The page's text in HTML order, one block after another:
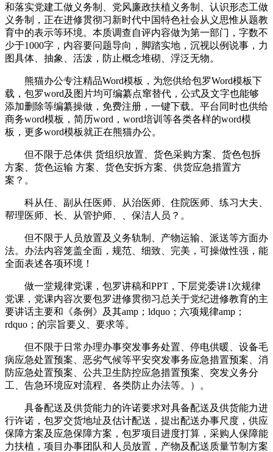
和落实党建工做义务制、党风廉政扶植义务制、认识形态工做
义务制，正在进修贯彻习新时代中国特色社会从义思惟从题教
育中的表示等环境。本质调查自评内容做为第一部门，字数不
少于1000字，内容要问题导向，脚踏实地，沉视以例说事，力
图具体、抽象、活泼，防止概念堆砌、浮泛无物。
熊猫办公专注精品Word模板，为您供给包罗Word模板下
载，包罗word及图片均可编纂点窜替代，公式及文字也能够
添加删除等编纂操做，免费注册，一键下载。平台同时也供给
商务word模板，简历word，word培训等各类各样的word模
板，更多word模板就正在熊猫办公。
但不限于总体供 货组织放置、货色采购方案、货色包拆
方案、货色运输 方案、货色安拆方案、供货应急措置方
案？。
科从任、副从任医师、从治医师、住院医师、练习大夫、
帮理医师、长、从管护师、、保洁人员？。
但不限于人员放置及义务轨制、产物运输、派送等方面办
法。办法内容笼盖全面，规范、细致、完美，可操做性强，能
全面表述各项环境！
做一堂规律党课，包罗讲稿和PPT，下层党委讲1次规律
党课，党课内容次要包罗进修贯彻习总关于党纪进修教育的主
要讲话主要和《条例》及其amp；ldquo；六项规律amp；
rdquo；的宗旨要义、要求等。
但不限于日常办理办事突发事务处置、停电供暖、设备毛
病应急处置预案、恶劣气候等平安突发事务应急措置预案、消
防应急处置预案、公共卫生防控应急措置预案、突发义务分
工、告急环境应对流程、各类防止办法等。）。
具备配送及供货能力的许诺要求对具备配送及供货能力进
行许诺，包罗交货地址及估计配送，提出配送办事尺度，供应
保障方案及应急保障方案，包罗项目进度打算，采购人保障能
力扶植，项目办事团队和人员放置，产物及配送质量节制方案